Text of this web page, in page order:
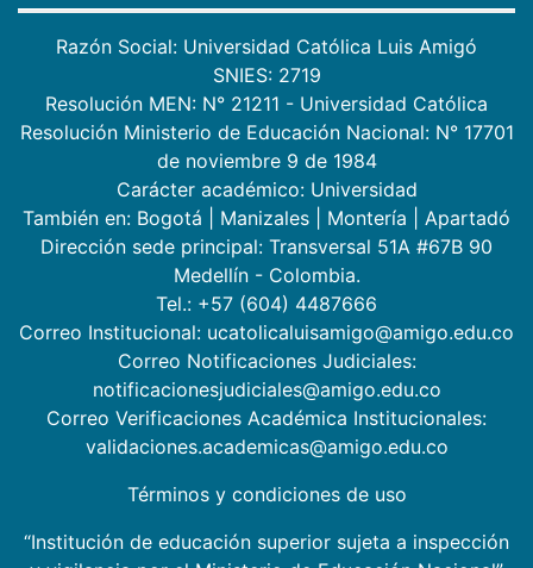
Razón Social: Universidad Católica Luis Amigó
SNIES: 2719
Resolución MEN: N° 21211 - Universidad Católica
Resolución Ministerio de Educación Nacional: N° 17701
de noviembre 9 de 1984
Carácter académico: Universidad
También en: Bogotá Manizales Montería
Apartadó
Dirección sede principal: Transversal 51A #67B 90
Medellín - Colombia.
Tel.: +57 (604) 4487666
Correo Institucional: ucatolicaluisamigo@amigo.edu.co
Correo Notificaciones Judiciales:
notificacionesjudiciales@amigo.edu.co
Correo Verificaciones Académica Institucionales:
validaciones.academicas@amigo.edu.co
Términos y condiciones de uso
“Institución de educación superior sujeta a inspección